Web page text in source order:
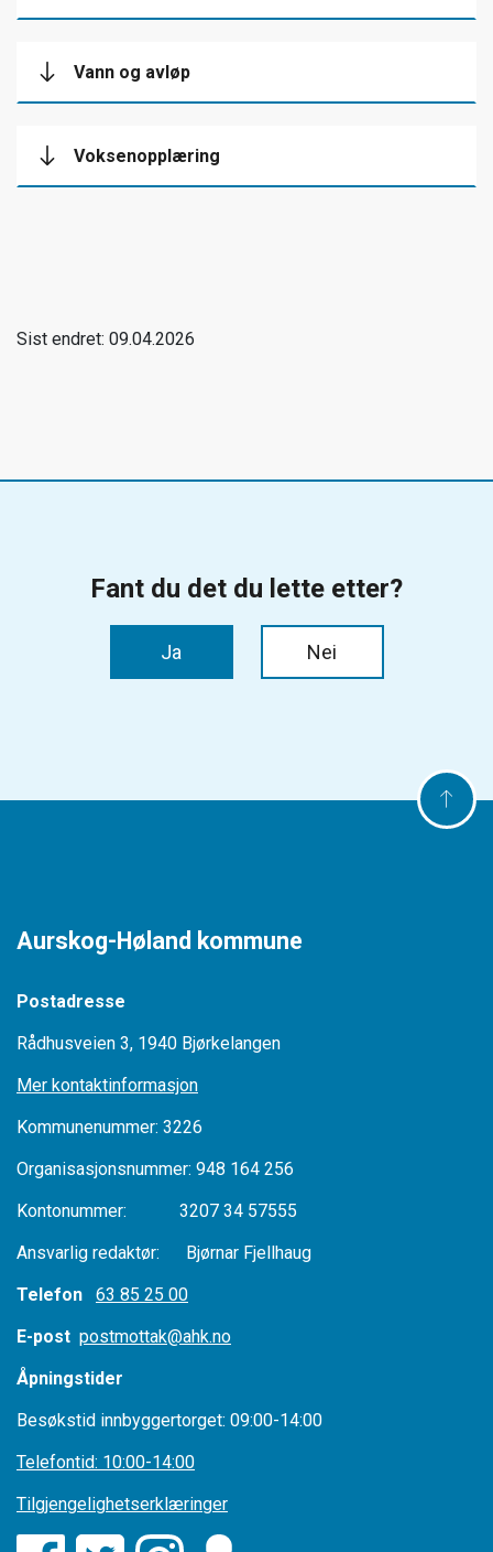
Vann og avløp
Voksenopplæring
Sist endret: 09.04.2026
Aurskog-Høland kommune
Postadresse
Rådhusveien 3, 1940 Bjørkelangen
Mer kontaktinformasjon
Kommunenummer: 3226
Organisasjonsnummer: 948 164 256
Kontonummer: 3207 34 57555
Ansvarlig redaktør: Bjørnar Fjellhaug
Telefon 63 85 25 00
E-post postmottak@ahk.no
Åpningstider
Besøkstid innbyggertorget: 09:00-14:00
Telefontid: 10:00-14:00
Tilgjengelighetserklæringer